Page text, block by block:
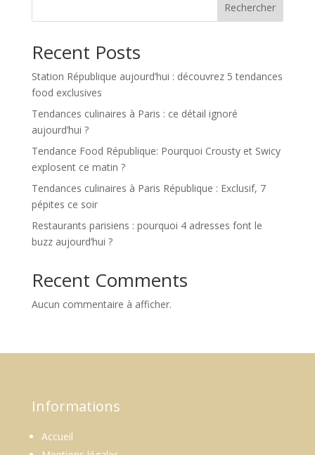
Rechercher
Recent Posts
Station République aujourd’hui : découvrez 5 tendances
food exclusives
Tendances culinaires à Paris : ce détail ignoré
aujourd’hui ?
Tendance Food République: Pourquoi Crousty et Swicy
explosent ce matin ?
Tendances culinaires à Paris République : Exclusif, 7
pépites ce soir
Restaurants parisiens : pourquoi 4 adresses font le
buzz aujourd’hui ?
Recent Comments
Aucun commentaire à afficher.
Informations
Accueil